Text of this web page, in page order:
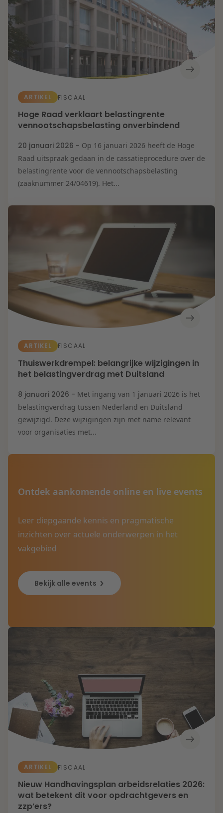
ARTIKEL FISCAAL
Hoge Raad verklaart belastingrente
vennootschapsbelasting onverbindend
20 januari 2026 - Op 16 januari 2026 heeft de Hoge
Raad uitspraak gedaan in de cassatieprocedure over de
belastingrente voor de vennootschapsbelasting
(zaaknummer 24/04619). Het...
ARTIKEL FISCAAL
Thuiswerkdrempel: belangrijke wijzigingen in
het belastingverdrag met Duitsland
8 januari 2026 - Met ingang van 1 januari 2026 is het
belastingverdrag tussen Nederland en Duitsland
gewijzigd. Deze wijzigingen zijn met name relevant
voor organisaties met...
Ontdek aankomende online en live events
Leer diepgaande kennis en pragmatische
inzichten over actuele onderwerpen in het
vakgebied
Bekijk alle events
ARTIKEL FISCAAL
Nieuw Handhavingsplan arbeidsrelaties 2026:
wat betekent dit voor opdrachtgevers en
zzp’ers?